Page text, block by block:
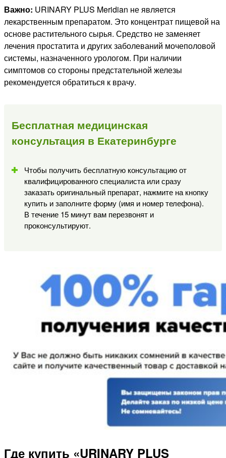
Важно: URINARY PLUS Meridian не является
лекарственным препаратом. Это концентрат пищевой на
основе растительного сырья. Средство не заменяет
лечения простатита и других заболеваний мочеполовой
системы, назначенного урологом. При наличии
симптомов со стороны предстательной железы
рекомендуется обратиться к врачу.
Бесплатная медицинская
консультация в Екатеринбурге
Чтобы получить бесплатную консультацию от
квалифицированного специалиста или сразу
заказать оригинальный препарат, нажмите на кнопку
купить и заполните форму (имя и номер телефона).
В течение 15 минут вам перезвонят и
проконсультируют.
Где купить «URINARY PLUS